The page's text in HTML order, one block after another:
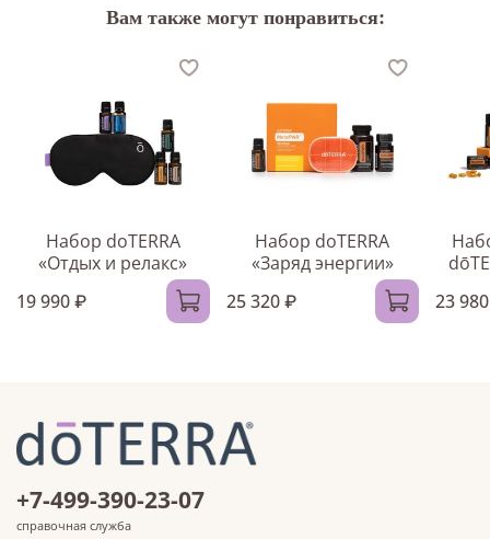
Вам также могут понравиться:
Набор doTERRA
«Отдых и релакс»
19 990 ₽
Набор doTERRA
«Заряд энергии»
25 320 ₽
23
+7-499-390-23-07
справочная служба